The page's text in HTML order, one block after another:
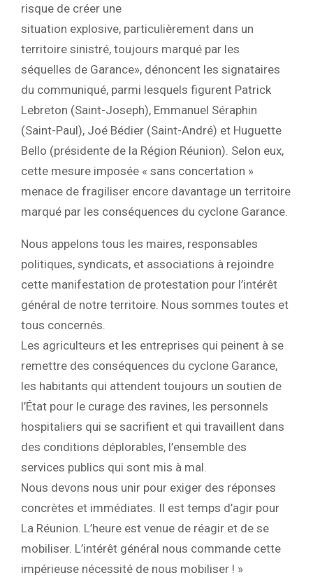
risque de créer une
situation explosive, particulièrement dans un
territoire sinistré, toujours marqué par les
séquelles de Garance», dénoncent les signataires
du communiqué, parmi lesquels figurent Patrick
Lebreton (Saint-Joseph), Emmanuel Séraphin
(Saint-Paul), Joé Bédier (Saint-André) et Huguette
Bello (présidente de la Région Réunion) . Selon eux,
cette mesure imposée « sans concertation »
menace de fragiliser encore davantage un territoire
marqué par les conséquences du cyclone Garance
Nous appelons tous les maires, responsables
politiques, syndicats, et associations à rejoindre
cette manifestation de protestation pour l’intérêt
général de notre territoire. Nous sommes toutes et
tous concernés.
Les agriculteurs et les entreprises qui peinent à se
remettre des conséquences du cyclone Garance,
les habitants qui attendent toujours un soutien de
l’État pour le curage des ravines, les personnels
hospitaliers qui se sacrifient et qui travaillent dans
des conditions déplorables, l’ensemble des
services publics qui sont mis à mal.
Nous devons nous unir pour exiger des réponses
concrètes et immédiates. Il est temps d’agir pour
La Réunion. L’heure est venue de réagir et de se
mobiliser. L’intérêt général nous commande cette
impérieuse nécessité de nous mobiliser ! »